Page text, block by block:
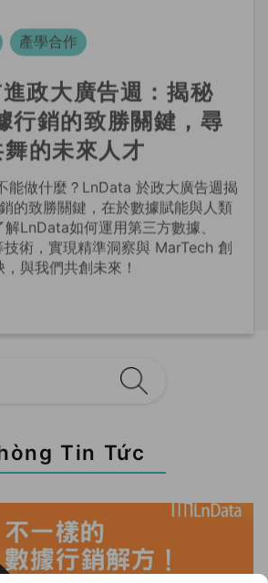
政大廣告週：揭秘
行銷的致勝關鍵，尋
的未來人才
能做什麼？LnData 於政大廣告週揭
的致勝關鍵，在於數據賦能與人類
LnData如何運用第三方數據、
技術，實現精準洞察與 MarTech 創
與我們共創未來！
Tin Tức